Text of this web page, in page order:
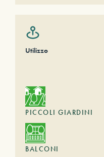
Utilizzo
PICCOLI GIARDINI
BALCONI